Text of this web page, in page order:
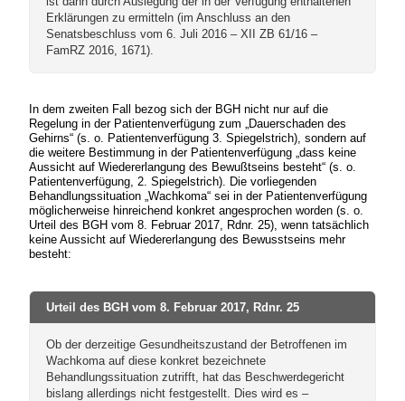
Erklärungen zu ermitteln (im Anschluss an den
Senatsbeschluss vom 6. Juli 2016 – XII ZB 61/16 –
FamRZ 2016, 1671).
In dem zweiten Fall bezog sich der BGH nicht nur auf die
Regelung in der Patientenverfügung zum „Dauerschaden des
Gehirns“ (s. o. Patientenverfügung 3. Spiegelstrich), sondern auf
die weitere Bestimmung in der Patientenverfügung „dass keine
Aussicht auf Wiedererlangung des Bewußtseins besteht“ (s. o.
Patientenverfügung, 2. Spiegelstrich). Die vorliegenden
Behandlungssituation „Wachkoma“ sei in der Patientenverfügung
möglicherweise hinreichend konkret angesprochen worden (s. o.
Urteil des BGH vom 8. Februar 2017, Rdnr. 25), wenn tatsächlich
keine Aussicht auf Wiedererlangung des Bewusstseins mehr
besteht:
Urteil des BGH vom 8. Februar 2017, Rdnr. 25
Ob der derzeitige Gesundheitszustand der Betroffenen im
Wachkoma auf diese konkret bezeichnete
Behandlungssituation zutrifft, hat das Beschwerdegericht
bislang allerdings nicht festgestellt. Dies wird es –